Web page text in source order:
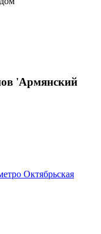
'Армянский